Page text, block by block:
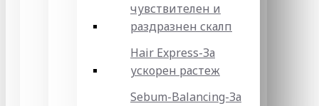
чувствителен и
раздразнен скалп
Hair Express-За
ускорен растеж
Sebum-Balancing-За